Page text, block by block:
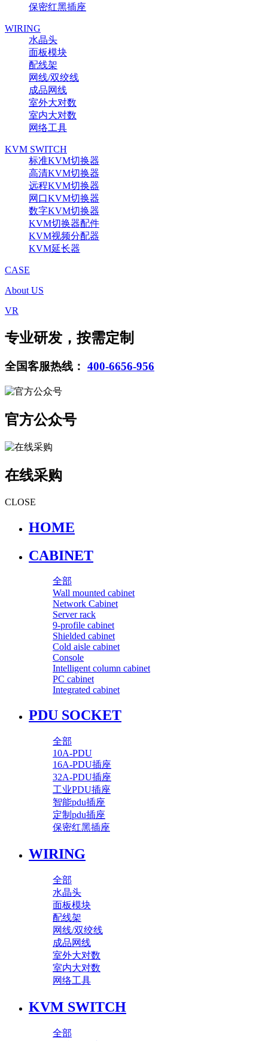
保密红黑插座
WIRING
水晶头
面板模块
配线架
网线/双绞线
成品网线
室外大对数
室内大对数
网络工具
KVM SWITCH
标准KVM切换器
高清KVM切换器
远程KVM切换器
网口KVM切换器
数字KVM切换器
KVM切换器配件
KVM视频分配器
KVM延长器
CASE
About US
VR
专业研发，按需定制
全国客服热线： 400-6656-956
官方公众号
在线采购
CLOSE
HOME
CABINET
全部
Wall mounted cabinet
Network Cabinet
Server rack
9-profile cabinet
Shielded cabinet
Cold aisle cabinet
Console
Intelligent column cabinet
PC cabinet
Integrated cabinet
PDU SOCKET
全部
10A-PDU
16A-PDU插座
32A-PDU插座
工业PDU插座
智能pdu插座
定制pdu插座
保密红黑插座
WIRING
全部
水晶头
面板模块
配线架
网线/双绞线
成品网线
室外大对数
室内大对数
网络工具
KVM SWITCH
全部